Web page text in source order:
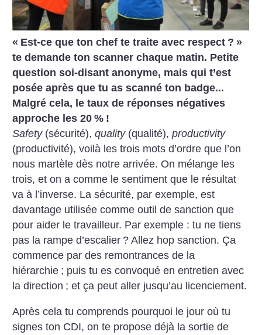
« Est-ce que ton chef te traite avec respect ? »
te demande ton scanner chaque matin. Petite
question soi-disant anonyme, mais qui t’est
posée après que tu as scanné ton badge...
Malgré cela, le taux de réponses négatives
approche les 20 % !
Safety(sécurité),quality(qualité),productivity
(productivité), voilà les trois mots d’ordre que l’on
nous martèle dès notre arrivée. On mélange les
trois, et on a comme le sentiment que le résultat
va à l’inverse. La sécurité, par exemple, est
davantage ­utilisée comme outil de sanction que
pour aider le travailleur. Par exemple : tu ne tiens
pas la rampe d’escalier ? Allez hop sanction. Ça
commence par des remontrances de la
hiérarchie ; puis tu es convoqué en entretien avec
la direction ; et ça peut aller jusqu’au licenciement.
Après cela tu comprends pourquoi le jour où tu
signes ton CDI, on te propose déjà la sortie de